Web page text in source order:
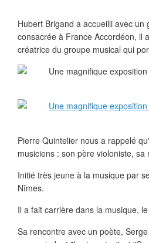
Hubert Brigand a accueilli avec
consacrée à France Accordéon, il
créatrice du groupe musical qui
Pierre Quintelier nous a rappelé
musiciens : son père violoniste,
Initié très jeune à la musique par
Nîmes.
Il a fait carrière dans la musique,
Sa rencontre avec un poète,